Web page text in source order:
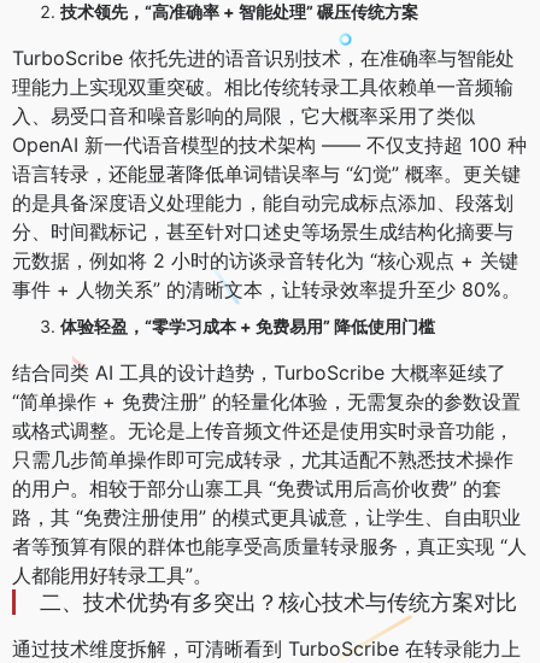
技术领先，“高准确率 + 智能处理” 碾压传统方案
TurboScribe 依托先进的语音识别技术，在准确率与智能处
理能力上实现双重突破。相比传统转录工具依赖单一音频输
入、易受口音和噪音影响的局限，它大概率采用了类似
OpenAI 新一代语音模型的技术架构 —— 不仅支持超 100 种
语言转录，还能显著降低单词错误率与 “幻觉” 概率。更关键
的是具备深度语义处理能力，能自动完成标点添加、段落划
分、时间戳标记，甚至针对口述史等场景生成结构化摘要与
元数据，例如将 2 小时的访谈录音转化为 “核心观点 + 关键
事件 + 人物关系” 的清晰文本，让转录效率提升至少 80%。
体验轻盈，“零学习成本 + 免费易用” 降低使用门槛
结合同类 AI 工具的设计趋势，TurboScribe 大概率延续了
“简单操作 + 免费注册” 的轻量化体验，无需复杂的参数设置
或格式调整。无论是上传音频文件还是使用实时录音功能，
只需几步简单操作即可完成转录，尤其适配不熟悉技术操作
的用户。相较于部分山寨工具 “免费试用后高价收费” 的套
路，其 “免费注册使用” 的模式更具诚意，让学生、自由职业
者等预算有限的群体也能享受高质量转录服务，真正实现 “人
人都能用好转录工具”。
二、技术优势有多突出？核心技术与传统方案对比
通过技术维度拆解，可清晰看到 TurboScribe 在转录能力上